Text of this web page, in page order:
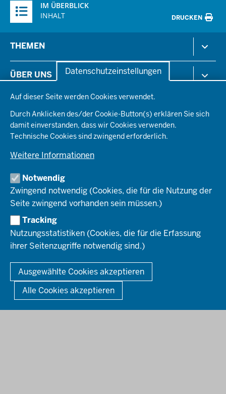
Datenschutzeinstellungen
Auf dieser Seite werden Cookies verwendet.
Durch Anklicken des/der Cookie-Button(s) erklären Sie sich
damit einverstanden, dass wir Cookies verwenden.
Technische Cookies sind zwingend erforderlich.
Weitere Informationen
Notwendig
Zwingend notwendig (Cookies, die für die Nutzung der
Seite zwingend vorhanden sein müssen.)
Tracking
Nutzungsstatistiken (Cookies, die für die Erfassung
ihrer Seitenzugriffe notwendig sind.)
Ausgewählte Cookies akzeptieren
Alle Cookies akzeptieren
Inhalte
IM ÜBERBLICK
INHALT
DRUCKEN
in
der
Fußzeile
THEMEN
Gesundheit & Soziales
Kommunales & Wirtschaft
Planen & Bauen
Schule & Bildung
Umwelt & Natur
ÜBER UNS
Aktenpläne
Organisationsstruktur
Behördenleitung
Die Bezirksregierung
Organisationsplan
Institutionen
Arbeitgeberprofil
Stellenangebote
Ausbildung
PRESSE
Pressefotos
Social-Media-Kanäle
REGIONALRAT DÜSSELDORF
SERVICES
Bekanntmachungen
Förderprogramme
Kontakt
Mediathek
So finden Sie uns
Anerkennung von Bildungsnachweisen
Offenlagen
HOTLINE
© 2026 Bezirksregierung Düsseldorf
Fußzeile
DATENSCHUTZ BARRIEREFREIHEIT
IMPRESSUM
KONTAKT